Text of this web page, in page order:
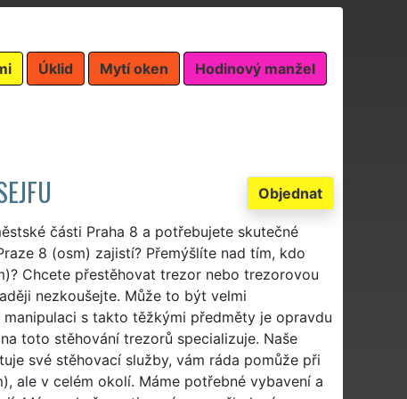
Úklid Mytí oken Hodinový manžel
Objednat
části Praha 8 a potřebujete skutečné
8 (osm) zajistí? Přemýšlíte nad tím, kdo
Chcete přestěhovat trezor nebo trezorovou
nezkoušejte. Může to být velmi
s takto těžkými předměty je opravdu
toto stěhování trezorů specializuje. Naše
své stěhovací služby, vám ráda pomůže při
ale v celém okolí. Máme potřebné vybavení a